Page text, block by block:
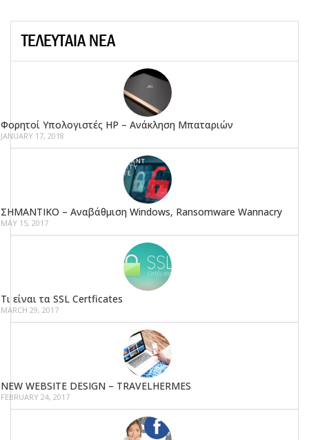
ΤΕΛΕΥΤΑΙΑ ΝΕΑ
Φορητοί Υπολογιστές HP – Ανάκληση Μπαταριών
JANUARY 17, 2018
ΣΗΜΑΝΤΙΚΟ – Αναβάθμιση Windows, Ransomware Wannacry
MAY 15, 2017
Τι είναι τα SSL Certficates
MARCH 29, 2017
NEW WEBSITE DESIGN – TRAVELHERMES
FEBRUARY 24, 2017